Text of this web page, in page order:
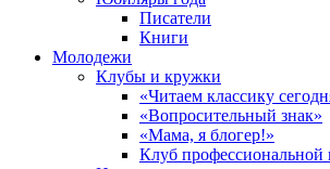
Писатели
Книги
Молодежи
Клубы и кружки
«Читаем классику
«Вопросительный знак»
«Мама, я блогер!»
Клуб